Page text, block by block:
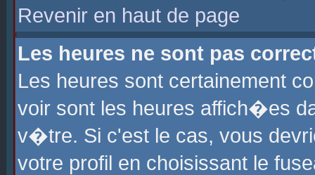
Revenir en haut de page
Les heures ne sont pas
Les heures sont certainement
voir sont les heures affich�es
v�tre. Si c'est le cas, vous
votre profil en choisissant le